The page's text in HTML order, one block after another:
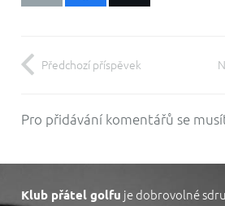
Předchozí příspěvek
Pro přidávání komentářů se
Klub přátel golfu je dobrovolné